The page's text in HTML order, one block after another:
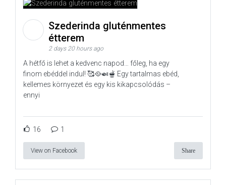
Szederinda gluténmentes
étterem
2 days 20 hours ago
A hétfő is lehet a kedvenc napod… főleg, ha egy
finom ebéddel indul! 🥰🥘🍛🫕 Egy tartalmas ebéd,
kellemes környezet és egy kis kikapcsolódás –
ennyi
16 1
View on Facebook Share